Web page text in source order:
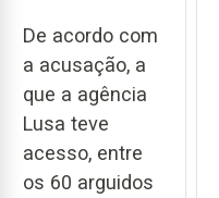
De acordo com
a acusação, a
que a agência
Lusa teve
acesso, entre
os 60 arguidos